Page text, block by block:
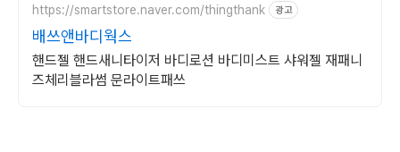
https://smartstore.naver.com/thingthank 광고
배쓰앤바디웍스
핸드젤 핸드새니타이저 바디로션 바디미스트 샤워젤 재패니
즈체리블라썸 문라이트패쓰